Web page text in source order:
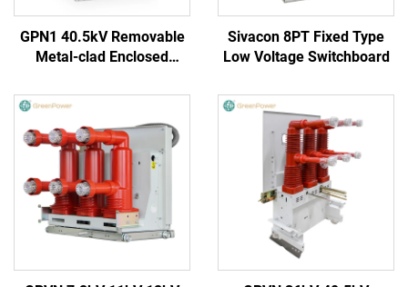
GPN1 40.5kV Removable
Metal-clad Enclosed
Sivacon 8PT Fixed Type
Low Voltage Switchboard